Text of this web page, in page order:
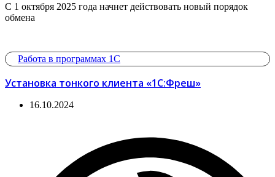
С 1 октября 2025 года начнет действовать новый порядок
обмена
Работа в программах 1С
Установка тонкого клиента «1С:Фреш»
16.10.2024